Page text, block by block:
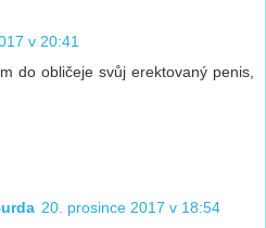
v 20:41
do obličeje svůj erektovaný penis,
20. prosince 2017 v 18:54